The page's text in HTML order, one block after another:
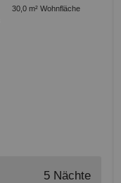
30,0 m² Wohnfläche
5 Nächte